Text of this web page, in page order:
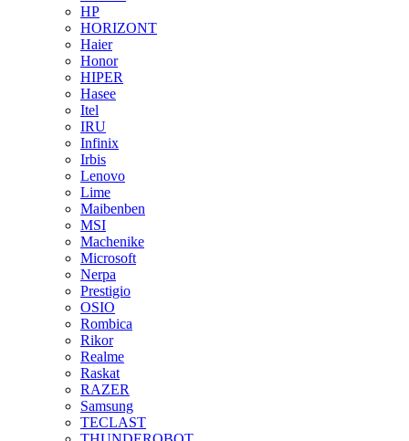
HP
HORIZONT
Haier
Honor
HIPER
Hasee
Itel
IRU
Infinix
Irbis
Lenovo
Lime
Maibenben
MSI
Machenike
Microsoft
Nerpa
Prestigio
OSIO
Rombica
Rikor
Realme
Raskat
RAZER
Samsung
TECLAST